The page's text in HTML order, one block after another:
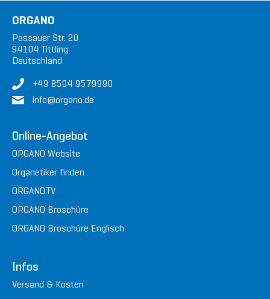
ORGANO
Passauer Str. 20
94104 Tittling
Deutschland
+49 8504 9579990
info@organo.de
Online-Angebot
ORGANO Website
Organetiker finden
ORGANO.TV
ORGANO Broschüre
ORGANO Broschüre Englisch
Infos
Versand & Kosten